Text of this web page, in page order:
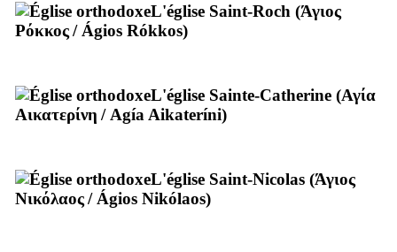
L'église Saint-Roch (Άγιος
Ρόκκος/ Ágios Rókkos)
L'église Sainte-Catherine (Αγία
Αικατερίνη / Agía Aikateríni)
L'église Saint-Nicolas (Άγιος
Νικόλαος/ Ágios Nikólaos)